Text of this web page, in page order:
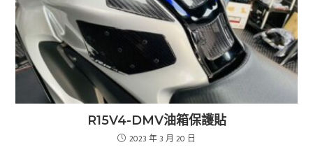
R15V4-DMV油箱保護貼
2023 年 3 月 20 日